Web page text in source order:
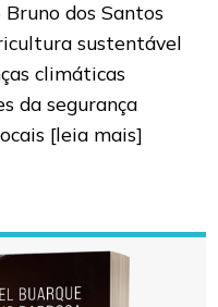
dos Santos
sustentável
climáticas
da segurança
[leia mais]